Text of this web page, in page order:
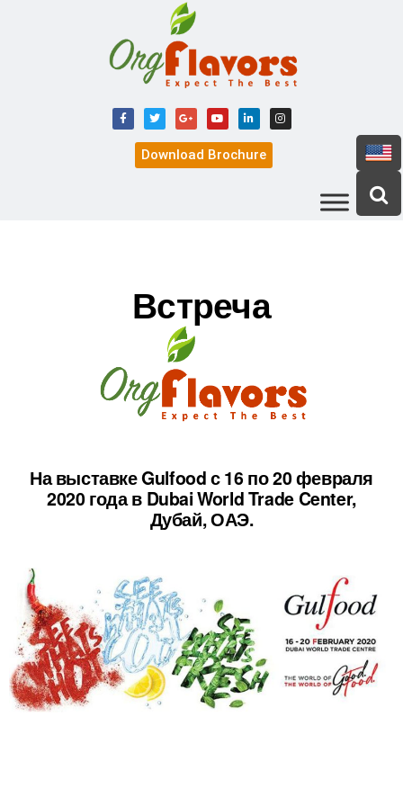
Download Brochure
Встреча
На выставке Gulfood с 16 по 20 февраля
2020 года в Dubai World Trade Center,
Дубай, ОАЭ.